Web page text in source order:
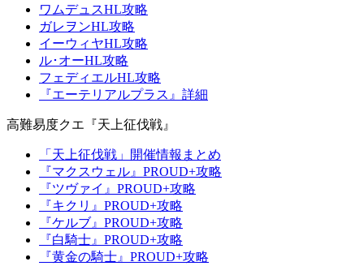
ワムデュスHL攻略
ガレヲンHL攻略
イーウィヤHL攻略
ル･オーHL攻略
フェディエルHL攻略
『エーテリアルプラス』詳細
高難易度クエ『天上征伐戦』
「天上征伐戦」開催情報まとめ
『マクスウェル』PROUD+攻略
『ツヴァイ』PROUD+攻略
『キクリ』PROUD+攻略
『ケルブ』PROUD+攻略
『白騎士』PROUD+攻略
『黄金の騎士』PROUD+攻略